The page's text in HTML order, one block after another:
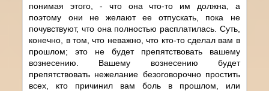
понимая этого, - что она что-то им должна, а
поэтому они не желают ее отпускать, пока не
почувствуют, что она полностью расплатилась. Суть,
конечно, в том, что неважно, что кто-то сделал вам в
прошлом; это не будет препятствовать вашему
вознесению. Вашему вознесению будет
препятствовать нежелание безоговорочно простить
всех, кто причинил вам боль в прошлом, или